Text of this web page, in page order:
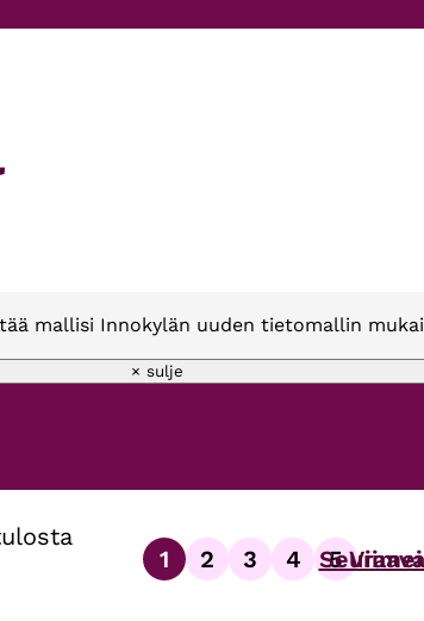
mallisi Innokylän uuden tietomallin
× sulje
Sivutus
Sivu
1
Sivu
2
Sivu
3
Sivu
4
Sivu
5
Seuraava